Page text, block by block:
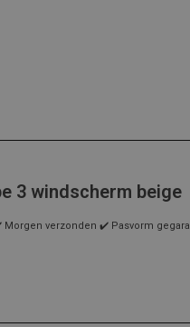
3 windscherm beige
verzonden ✔️ Pasvorm